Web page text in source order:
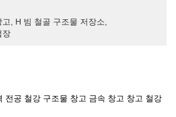
H 빔 철골 구조물 저장소
장
전공 철강 구조물 창고 금속 창고 창고 철강